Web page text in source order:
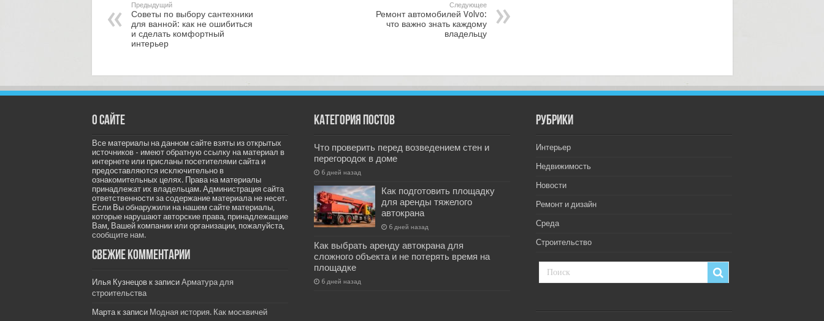
Предыдущий
Советы по выбору сантехники
для ванной: как не ошибиться
и сделать комфортный
интерьер
Следующее
Ремонт автомобилей Volvo:
что важно знать каждому
владельцу
О сайте
Все материалы на данном сайте взяты из открытых
источников - имеют обратную ссылку на материал в
интернете или присланы посетителями сайта и
предоставляются исключительно в
ознакомительных целях. Права на материалы
принадлежат их владельцам. Администрация сайта
ответственности за содержание материала не несет.
Если Вы обнаружили на нашем сайте материалы,
которые нарушают авторские права, принадлежащие
Вам, Вашей компании или организации, пожалуйста,
сообщите нам.
Свежие комментарии
Илья Кузнецовк записи Арматура для
строительства
Мартак записи Модная история. Как москвичей
Категория постов
Что проверить перед возведением стен и
перегородок в доме
6 дней назад
Как подготовить площадку
для аренды тяжелого
автокрана
6 дней назад
Как выбрать аренду автокрана для
сложного объекта и не потерять время на
площадке
6 дней назад
РУбрики
Интерьер
Недвижимость
Новости
Ремонт и дизайн
Среда
Строительство